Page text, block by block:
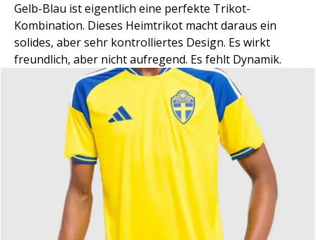
Gelb-Blau ist eigentlich eine perfekte Trikot-
Kombination. Dieses Heimtrikot macht daraus ein
solides, aber sehr kontrolliertes Design. Es wirkt
freundlich, aber nicht aufregend. Es fehlt Dynamik.